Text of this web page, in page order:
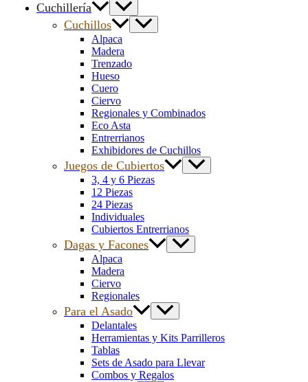
Cuchillería
Cuchillos
Alpaca
Madera
Trenzado
Hueso
Cuero
Ciervo
Regionales y Combinados
Eco Asta
Entrerrianos
Exhibidores de Cuchillos
Juegos de Cubiertos
3, 4 y 6 Piezas
12 Piezas
24 Piezas
Individuales
Cubiertos Entrerrianos
Dagas y Facones
Alpaca
Madera
Ciervo
Regionales
Para el Asado
Delantales
Herramientas y Kits Parrilleros
Tablas
Sets de Asado para Llevar
Combos y Regalos